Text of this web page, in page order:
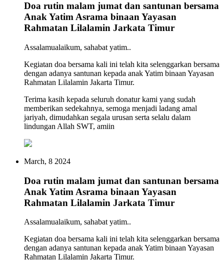
anak-anak yatim.
“Ambillah zakat dari sebagian harta mereka, dengan zakat itu kamu
membersihkan dan mensucikan mereka, dan mendoalah untuk
mereka. Sesungguhnya doa kamu itu (menjadi) ketentraman jiwa
bagi mereka. Dan Allah Maha Mendengar lagi Maha Mengetahui.”
(QS. Al – Taubah: 103)
Kami berharap dengan adanya program Santunan dan Munajat Doa
Bersama Anak-Anak Yatim, semoga kehidupan anak-anak yatim
selalu diberi keberkahan, dan semoga harapan melalui doa-doa
Bapak / Ibu dapat diterima oleh Allah SWT.
Salurkan DONASI terbaik Anda dengan cara:
2. Masukan nominal Sedekah
3. Pilih Bank Transfer Bank BCA, Mandiri, BRI, BNI
4. Klik ‘Donasi Di Sini’
Silahkan untuk share juga halaman ini agar lebih banyak doa dan
sedekah yang terkumpul.
Doa rutin malam jumat dan santunan bersama
Anak Yatim Asrama binaan Yayasan
Rahmatan Lilalamin Jarkata Timur
Assalamualaikum, sahabat yatim..
Kegiatan doa bersama kali ini telah kita selenggarkan bersama
dengan adanya santunan kepada anak Yatim binaan Yayasan
Rahmatan Lilalamin Jakarta Timur.
Terima kasih kepada seluruh donatur kami yang sudah
memberikan sedekahnya, semoga menjadi ladang amal
jariyah, dimudahkan segala urusan serta selalu dalam
lindungan Allah SWT, amiin
March, 8 2024
Doa rutin malam jumat dan santunan bersama
Anak Yatim Asrama binaan Yayasan
Rahmatan Lilalamin Jarkata Timur
Assalamualaikum, sahabat yatim..
Kegiatan doa bersama kali ini telah kita selenggarkan bersama
dengan adanya santunan kepada anak Yatim binaan Yayasan
Rahmatan Lilalamin Jakarta Timur.